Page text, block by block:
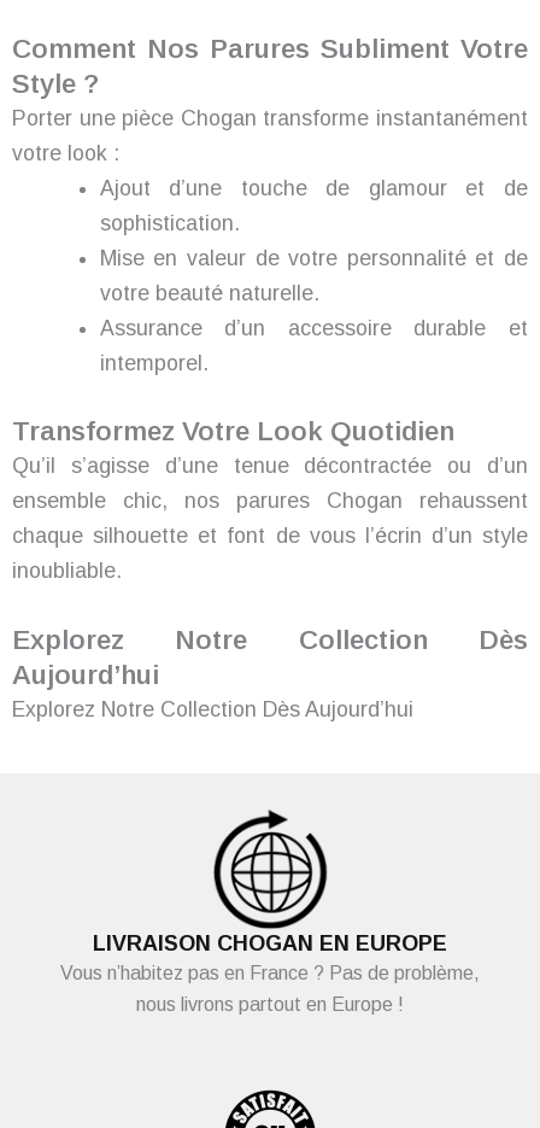
Comment Nos Parures Subliment Votre
Style ?
Porter une pièce Chogan transforme instantanément
votre look :
Ajout d’une touche de glamour et de
sophistication.
Mise en valeur de votre personnalité et de
votre beauté naturelle.
Assurance d’un accessoire durable et
intemporel.
Transformez Votre Look Quotidien
Qu’il s’agisse d’une tenue décontractée ou d’un
ensemble chic, nos parures Chogan rehaussent
chaque silhouette et font de vous l’écrin d’un style
inoubliable.
Explorez Notre Collection Dès
Aujourd’hui
Explorez Notre Collection Dès Aujourd’hui
LIVRAISON CHOGAN EN EUROPE
Vous n’habitez pas en France ? Pas de problème,
nous livrons partout en Europe !